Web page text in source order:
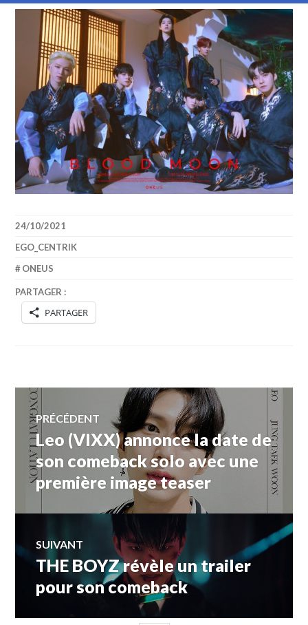
24/10/2021
EGO_CENTRIK
ONEUS
PARTAGER :
PARTAGER
Navigation
de
l’article
PRÉCÉDENT
Article
précédent :
Leo (VIXX) annonce la date de
son comeback solo avec une
première image teaser
SUIVANT
Article
Suivant:
THE BOYZ révèle un trailer
pour son comeback